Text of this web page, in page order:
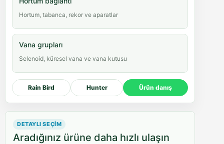
Hortum, tabanca, rekor ve aparatlar
Vana grupları
Selenoid, küresel vana ve vana kutusu
Rain Bird Hunter Ürün danış
DETAYLI SEÇIM
Aradığınız ürüne daha hızlı ulaşın